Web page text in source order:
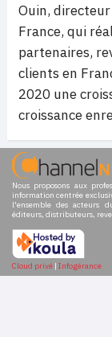
Ouin,
France, qui
partenaires,
clients en
2020 une
croissance
Nous proposons aux
information centrée
l'ensemble des acteurs
éditeurs, distributeurs,
Cloud privé | Infogérance